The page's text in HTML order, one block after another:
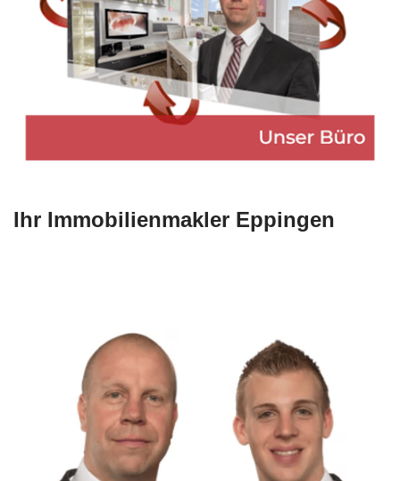
Ihr Immobilienmakler Eppingen